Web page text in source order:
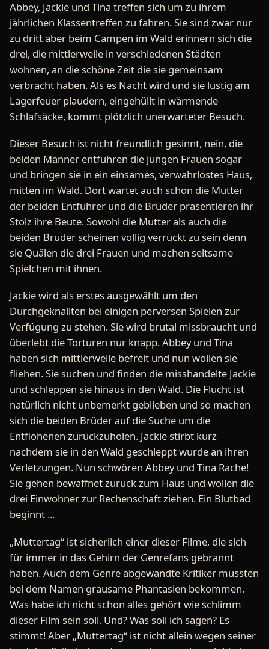
Abbey, Jackie und Tina treffen sich um zu ihrem
jährlichen Klassentreffen zu fahren. Sie sind zwar nur
zu dritt aber beim Campen im Wald erinnern sich die
drei, die mittlerweile in verschiedenen Städten
wohnen, an die schöne Zeit die sie gemeinsam
verbracht haben. Als es Nacht wird und sie lustig am
Lagerfeuer plaudern, eingehüllt in wärmende
Schlafsäcke, kommt plötzlich unerwarteter Besuch.
Dieser Besuch ist nicht freundlich gesinnt, nein, die
beiden Männer entführen die jungen Frauen sogar
und bringen sie in ein einsames, verwahrlostes Haus,
mitten im Wald. Dort wartet auch schon die Mutter
der beiden Entführer und die Brüder präsentieren ihr
Stolz ihre Beute. Sowohl die Mutter als auch die
beiden Brüder scheinen völlig verrückt zu sein denn
sie Quälen die drei Frauen und machen seltsame
Spielchen mit ihnen.
Jackie wird als erstes ausgewählt um den
Durchgeknallten bei einigen perversen Spielen zur
Verfügung zu stehen. Sie wird brutal missbraucht und
überlebt die Torturen nur knapp. Abbey und Tina
haben sich mittlerweile befreit und nun wollen sie
fliehen. Sie suchen und finden die misshandelte Jackie
und schleppen sie hinaus in den Wald. Die Flucht ist
natürlich nicht unbemerkt geblieben und so machen
sich die beiden Brüder auf die Suche um die
Entflohenen zurückzuholen. Jackie stirbt kurz
nachdem sie in den Wald geschleppt wurde an ihren
Verletzungen. Nun schwören Abbey und Tina Rache!
Sie gehen bewaffnet zurück zum Haus und wollen die
drei Einwohner zur Rechenschaft ziehen. Ein Blutbad
beginnt ...
„Muttertag“ ist sicherlich einer dieser Filme, die sich
für immer in das Gehirn der Genrefans gebrannt
haben. Auch dem Genre abgewandte Kritiker müssten
bei dem Namen grausame Phantasien bekommen.
Was habe ich nicht schon alles gehört wie schlimm
dieser Film sein soll. Und? Was soll ich sagen? Es
stimmt! Aber „Muttertag“ ist nicht allein wegen seiner